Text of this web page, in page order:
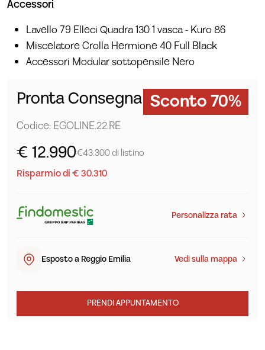
Accessori
Lavello 79 Elleci Quadra 130 1 vasca - Kuro 86
Miscelatore Crolla Hermione 40 Full Black
Accessori Modular sottopensile Nero
Pronta Consegna Sconto 70%
Codice: EGOLINE.22.RE
€ 12.990€43.300 di listino
Risparmio di € 30.310
Personalizza rata
Esposto a Reggio Emilia Vedi sulla mappa
PRENDI APPUNTAMENTO